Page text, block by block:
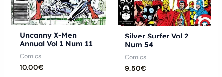
Uncanny X-Men
Annual Vol 1 Num 11
Comics
10.00€
choisies
sur
Silver Surfer Vol 2
Num 54
Comics
9.50€
sur